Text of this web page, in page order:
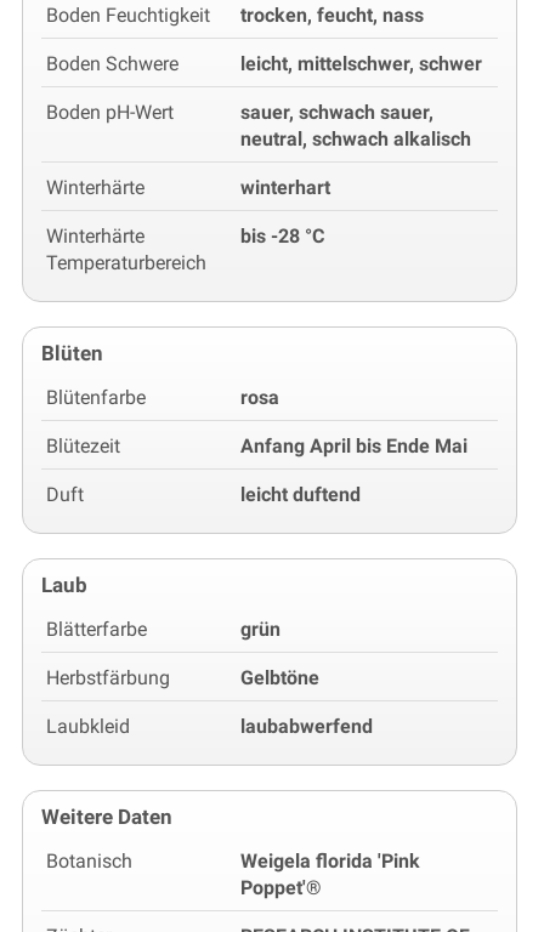
Boden Feuchtigkeit trocken, feucht, nass
Boden Schwere leicht, mittelschwer, schwer
Boden pH-Wert
sauer, schwach sauer,
neutral, schwach alkalisch
Winterhärte winterhart
Winterhärte
Temperaturbereich
bis -28 °C
Blüten
Blütenfarbe rosa
Blütezeit Anfang April bis Ende Mai
Duft leicht duftend
Laub
Blätterfarbe grün
Herbstfärbung Gelbtöne
Laubkleid laubabwerfend
Weitere Daten
Botanisch
Weigela florida 'Pink
Poppet'®